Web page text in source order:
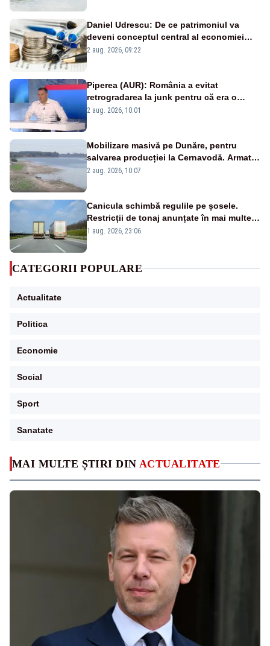
MAI MULTE ȘTIRI DIN ACTUALITATE
Daniel Udrescu: De ce patrimoniul va
deveni conceptul central al economiei
viitoare?
2 aug. 2026, 09:22
Piperea (AUR): România a evitat
retrogradarea la junk pentru că era o
catastrofă pentru bănci și fondurile de
2 aug. 2026, 10:01
Mobilizare masivă pe Dunăre, pentru
salvarea producției la Cernavodă. Armata
va detona o stâncă și va devia apa
2 aug. 2026, 10:07
Canicula schimbă regulile pe șosele.
Restricții de tonaj anunțate în mai multe
județe
1 aug. 2026, 23:06
CATEGORII POPULARE
Actualitate
Politica
Economie
Social
Sport
Sanatate